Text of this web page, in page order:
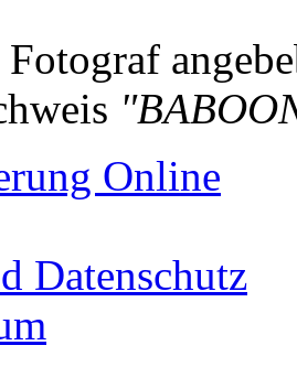
Online
Datenschutz